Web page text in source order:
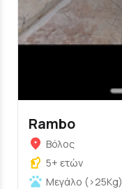
Rambo
Βόλος
5+ ετών
Μεγάλο (>25Kg)